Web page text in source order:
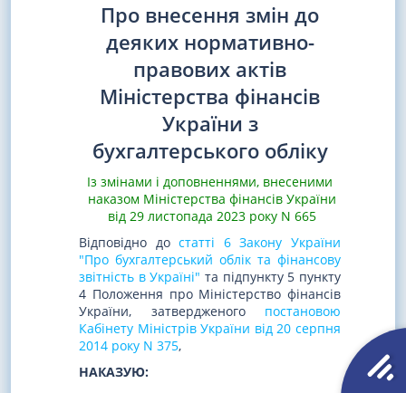
Про внесення змін до
деяких нормативно-
правових актів
Міністерства фінансів
України з
бухгалтерського обліку
Із змінами і доповненнями, внесеними
наказом Міністерства фінансів України
від 29 листопада 2023 року N 665
Відповідно достатті 6 Закону України
"Про бухгалтерський облік та фінансову
звітність в Україні" та підпункту 5 пункту
4 Положення про Міністерство фінансів
України, затвердженого постановою
Кабінету Міністрів України від 20 серпня
2014 року N 375,
НАКАЗУЮ: